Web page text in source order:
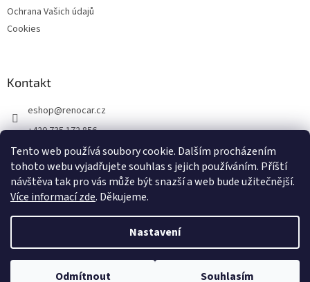
Tento web používá soubory cookie. Dalším procházením
tohoto webu vyjadřujete souhlas s jejich používáním. Příští
návštěva tak pro vás může být snazší a web bude užitečnější.
Více informací zde. Děkujeme.
Nastavení
Odmítnout Souhlasím
Ochrana Vašich údajů
Cookies
Kontakt
eshop@renocar.cz
+420 735 172 856
Přidejte se k nám!
renocar_a.s
Copyright 2026Renocar DOPLŇKY & LIFESTYLE. Všechna práva